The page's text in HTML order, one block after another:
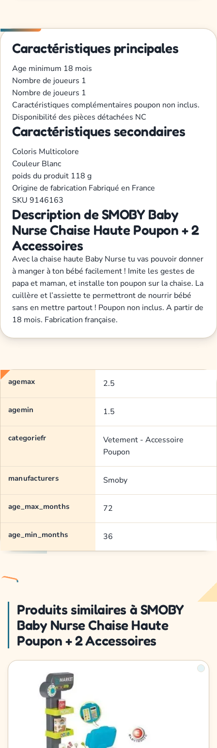
Caractéristiques principales
Age minimum 18 mois
Nombre de joueurs 1
Nombre de joueurs 1
Caractéristiques complémentaires poupon non inclus.
Disponibilité des pièces détachées NC
Caractéristiques secondaires
Coloris Multicolore
Couleur Blanc
poids du produit 118 g
Origine de fabrication Fabriqué en France
SKU 9146163
Description de SMOBY Baby
Nurse Chaise Haute Poupon + 2
Accessoires
Avec la chaise haute Baby Nurse tu vas pouvoir donner
à manger à ton bébé facilement ! Imite les gestes de
papa et maman, et installe ton poupon sur la chaise. La
cuillère et l’assiette te permettront de nourrir bébé
sans en mettre partout ! Poupon non inclus. A partir de
18 mois. Fabrication française.
agemax 2.5
agemin 1.5
categoriefr
Vetement - Accessoire
Poupon
manufacturers Smoby
age_max_months 72
age_min_months 36
Produits similaires à SMOBY
Baby Nurse Chaise Haute
Poupon + 2 Accessoires